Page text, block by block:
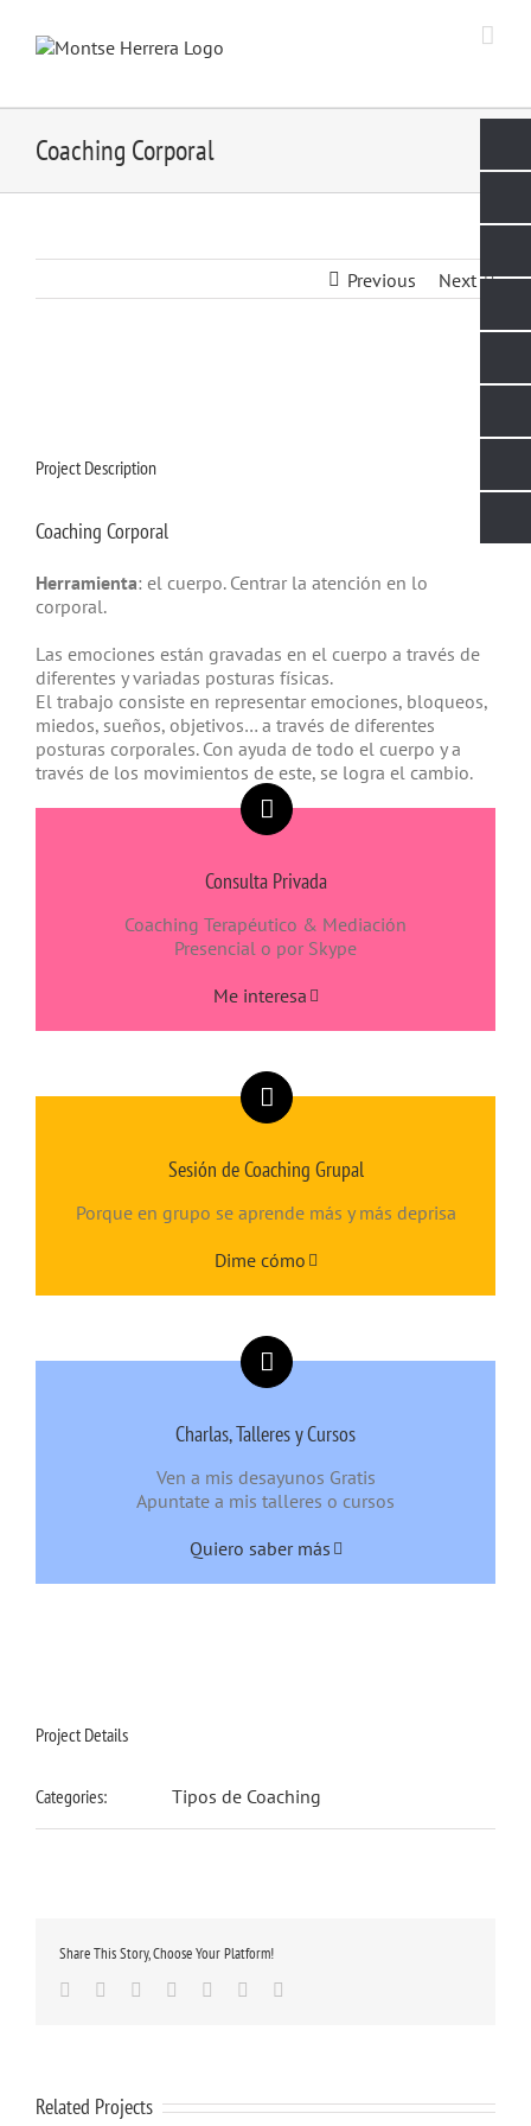
content
Coaching Corporal
Previous Next
Project Description
Coaching Corporal
Herramienta: el cuerpo. Centrar la atención en lo
corporal.
Las emociones están gravadas en el cuerpo a través de
diferentes y variadas posturas físicas.
El trabajo consiste en representar emociones, bloqueos,
miedos, sueños, objetivos… a través de diferentes
posturas corporales. Con ayuda de todo el cuerpo y a
través de los movimientos de este, se logra el cambio.
Consulta Privada
Coaching Terapéutico & Mediación
Presencial o por Skype
Me interesa
Sesión de Coaching Grupal
Porque en grupo se aprende más y más deprisa
Dime cómo
Charlas, Talleres y Cursos
Ven a mis desayunos Gratis
Apuntate a mis talleres o cursos
Quiero saber más
Project Details
Categories: Tipos de Coaching
Share This Story, Choose Your Platform!
Facebook
TwitterLinkedinGoogle+
TumblrPinterest
Related Projects